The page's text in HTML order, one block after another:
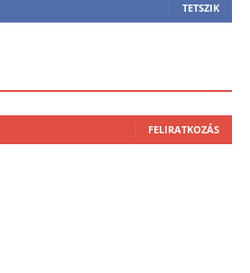
TETSZIK
FELIRATKOZÁS